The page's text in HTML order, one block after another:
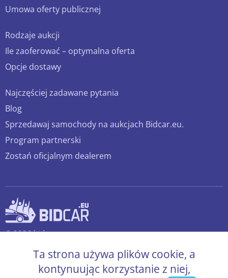
Umowa oferty publicznej
Rodzaje aukcji
Ile zaoferować – optymalna oferta
Opcje dostawy
Najczęściej zadawane pytania
Blog
Sprzedawaj samochody na aukcjach Bidcar.eu.
Program partnerski
Zostań oficjalnym dealerem
© 2026 bidcar.eu
Ta strona używa plików cookie, a
kontynuując korzystanie z niej,